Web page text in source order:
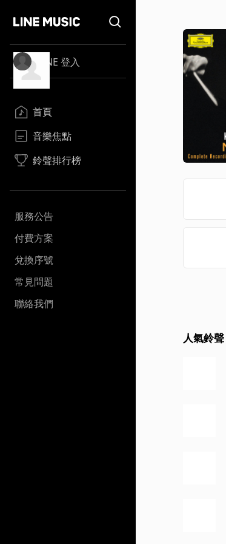
LINE 登入
首頁
音樂焦點
鈴聲排行榜
服務公告
付費方案
兌換序號
常見問題
聯絡我們
人氣鈴聲